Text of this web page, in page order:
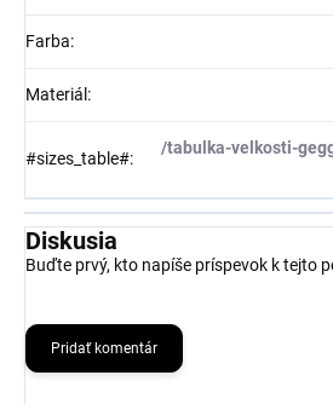
Farba:
Materiál:
#sizes_table#:
/tabulka-velkosti-
Diskusia
Buďte prvý, kto napíše príspevok k tejto
Pridať komentár